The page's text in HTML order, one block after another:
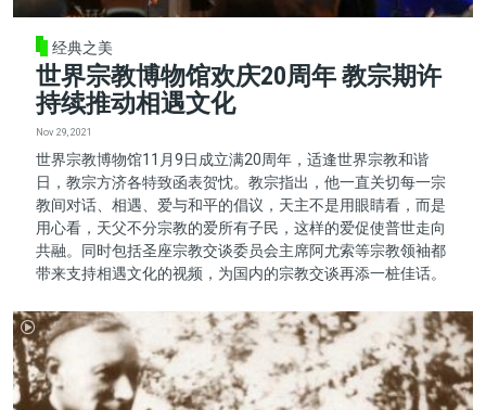
经典之美
世界宗教博物馆欢庆20周年 教宗期许
持续推动相遇文化
Nov 29, 2021
世界宗教博物馆11月9日成立满20周年，适逢世界宗教和谐
日，教宗方济各特致函表贺忱。教宗指出，他一直关切每一宗
教间对话、相遇、爱与和平的倡议，天主不是用眼睛看，而是
用心看，天父不分宗教的爱所有子民，这样的爱促使普世走向
共融。同时包括圣座宗教交谈委员会主席阿尤索等宗教领袖都
带来支持相遇文化的视频，为国内的宗教交谈再添一桩佳话。